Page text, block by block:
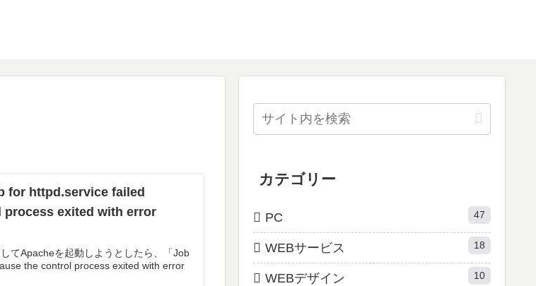
for httpd.service failed
process exited with error
てApacheを起動しようとしたら、「Job
the control process exited with error
カテゴリー
PC 47
WEBサービス 18
WEBデザイン 10